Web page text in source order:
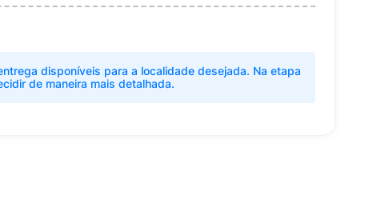
disponíveis para a localidade desejada. Na etapa
de maneira mais detalhada.